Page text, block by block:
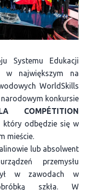
Systemu Edukacji
w największym na
WorldSkills
konkursie
LA COMPÉTITION
który odbędzie się w
mieście.
lub absolwent
przemysłu
w zawodach w
szkła. W